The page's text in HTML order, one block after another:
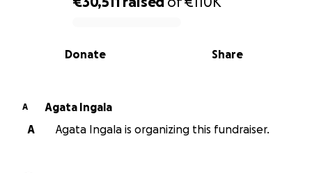
0% complete
Share
Donate
A
Agata Ingala
A
Agata Ingala is organizing this fundraiser.